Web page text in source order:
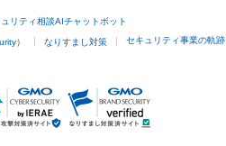
リティ相談AIチャットボット
） なりすまし対策 セキュリティ事業の軌跡